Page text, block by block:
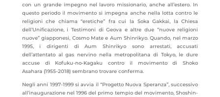
con un grande impegno nel lavoro missionario, anche all’estero. In
questo periodo il movimento si impegna anche nella lotta contro le
religioni che chiama “eretiche” fra cui la Soka Gakkai, la Chiesa
dell’Unificazione, i Testimoni di Geova e altre due “nuove religioni
nuove” giapponesi, Cosmo Mate e Aum Shinrikyo. Quando, nel marzo
1995, i dirigenti di Aum Shinrikyo sono arrestati, accusati
dell’attentato al gas nervino nella metropolitana di Tokyo, le dure
accuse di Kofuku-no-Kagaku contro il movimento di Shoko
Asahara (1955-2018) sembrano trovare conferma.
Negli anni 1997-1999 si avvia il “Progetto Nuova Speranza”, successivo
all’inaugurazione nel 1996 del primo tempio del movimento, Shoshin-